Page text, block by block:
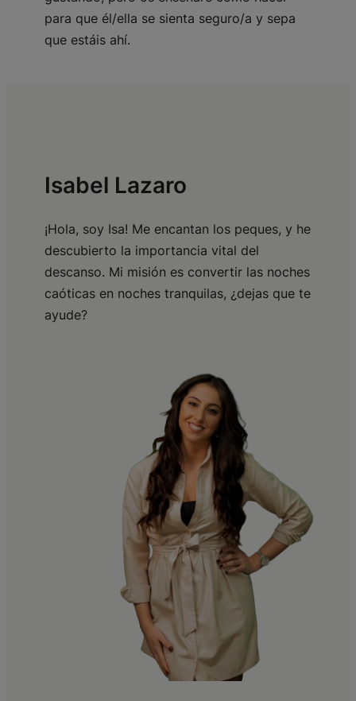
para que él/ella se sienta seguro/a y sepa
que estáis ahí.
Isabel Lazaro
¡Hola, soy Isa! Me encantan los peques, y he
descubierto la importancia vital del
descanso. Mi misión es convertir las noches
caóticas en noches tranquilas, ¿dejas que te
ayude?